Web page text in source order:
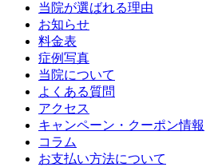
当院が選ばれる理由
お知らせ
料金表
症例写真
当院について
よくある質問
アクセス
キャンペーン・クーポン情報
コラム
お支払い方法について